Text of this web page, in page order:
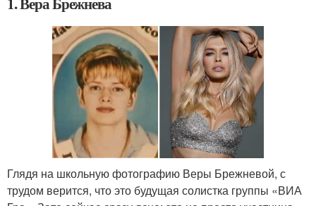
Глядя на школьную фотографию Веры Брежневой, с
трудом верится, что это будущая солистка группы «ВИА